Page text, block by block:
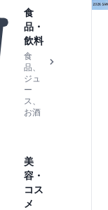
食
品・
飲料
食
品、
ジュ
ー
ス、
お酒
美
容・
コス
メ